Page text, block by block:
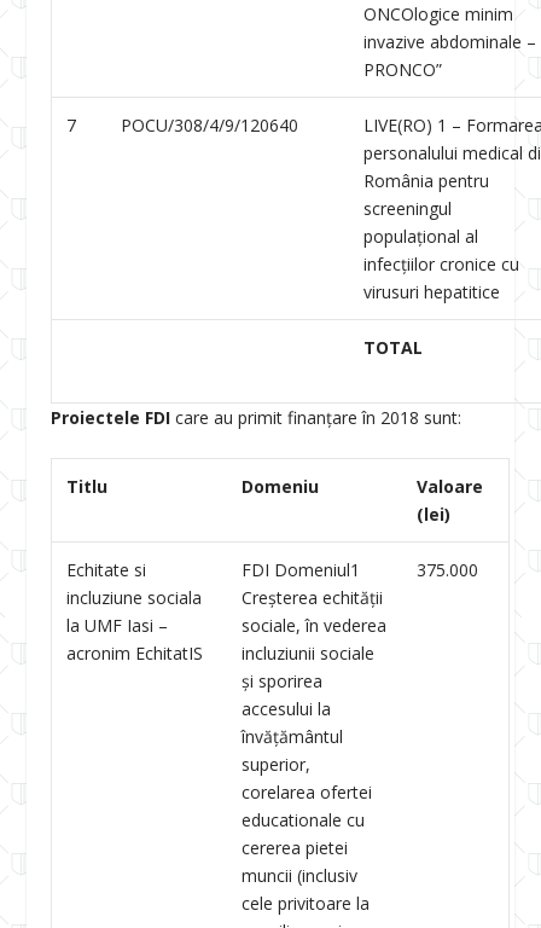
ONCOlogice minim
invazive abdominale –
PRONCO”
7 POCU/308/4/9/120640
LIVE(RO) 1 –
personalului medical
România pentru
screeningul
populațional al
infecțiilor cronice cu
virusuri hepatitice
TOTAL
Proiectele FDI care au primit finanţare în 2018 sunt:
Titlu Domeniu
Valoare
(lei)
Echitate si
incluziune sociala
la UMF Iasi –
acronim EchitatIS
FDI Domeniul1
Creşterea echităţii
sociale, în vederea
incluziunii sociale
și sporirea
accesului la
învățământul
superior,
corelarea ofertei
educationale cu
cererea pietei
muncii (inclusiv
cele privitoare la
375.000